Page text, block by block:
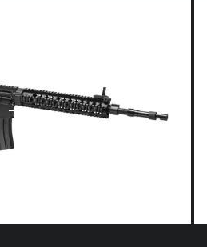
Gå til element 1
Gå til element 2
Gå til element 3
Gå til element 4
Gå til element 5